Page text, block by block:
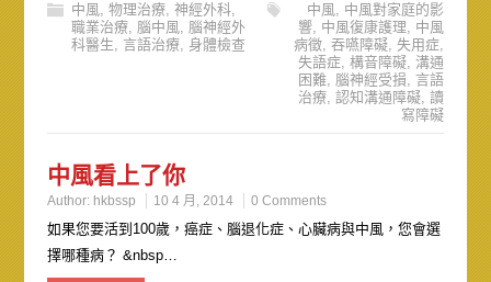
中風, 物理治療, 神經外科,
職業治療, 腦中風, 腦神經外
科醫生, 言語治療, 身體檢查
中風, 中風對家庭的影
響, 中風復康護理, 中風
病徵,吞嚥障礙,失用症,
失語症,構音障礙,溝通
困難,腦神經受損,言語
治療,認知溝通障礙,讀
寫障礙
中風看上了你
Author: hkbssp 10 4 月, 2014 0 Comments
如果您要活到100歲，癌症、腦退化症、心臟病與中風，您會選
擇哪種病？ &nbsp…